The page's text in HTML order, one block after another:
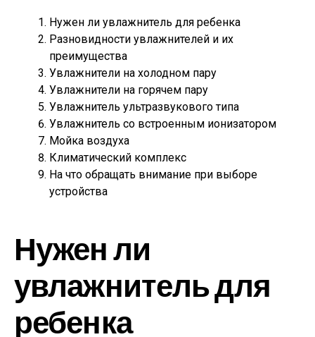
Нужен ли увлажнитель для ребенка
Разновидности увлажнителей и их
преимущества
Увлажнители на холодном пару
Увлажнители на горячем пару
Увлажнитель ультразвукового типа
Увлажнитель со встроенным ионизатором
Мойка воздуха
Климатический комплекс
На что обращать внимание при выборе
устройства
Нужен ли
увлажнитель для
ребенка